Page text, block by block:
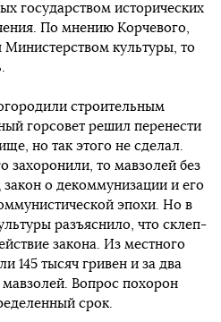
государством исторических
По мнению Корчевого,
Министерством культуры, то
строительным
горсовет решил перенести
но так этого не сделал.
захоронили, то мавзолей без
о декоммунизации и его
эпохи. Но в
разъяснило, что склеп-
закона. Из местного
145 тысяч гривен и за два
Вопрос похорон
срок.